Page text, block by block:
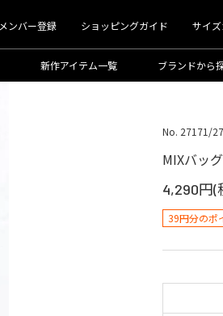
メンバー登録 ショッピングガイド サイ
新作アイテム一覧 ブランドから
No. 27171/
MIXバッ
4,290円(
39円分のポ